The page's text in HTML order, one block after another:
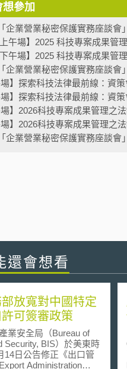
參加
企業營業秘密保護實務座談會
上午場】2025 科技專案成果管
下午場】2025 科技專案成果管
企業營業秘密保護實務座談會
場】探索科技法律最前線：資
場】探索科技法律最前線：資
場】2026科技專案成果管理之
場】2026科技專案成果管理之
企業營業秘密保護實務座談會
還會想看
放寬對中國特定
可簽審政策
業安全局（Bureau of
Security, BIS）於美東時
14日公告修正《出口管
Administration